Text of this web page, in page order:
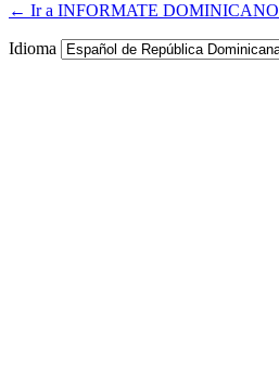
← Ir a INFORMATE DOMINICANO
Idioma